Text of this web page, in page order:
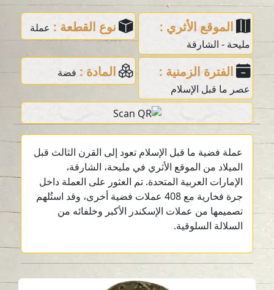
الموقع الأثري :
مليحة - الشارقة
نوع القطعة : عملة
الفترة الزمنية :
عصر ما قبل الإسلام
المادة : فضة
عملة فضية ما قبل الإسلام تعود إلى القرن الثالث قبل
الميلاد من الموقع الأثري في مليحة، الشارقة،
الإمارات العربية المتحدة. تم العثور على العملة داخل
جرة فخارية مع 408 عملات فضية أخرى، وقد استُلهم
تصميمها من عملات الإسكندر الأكبر وخلفائه من
السلالة السلوقية.